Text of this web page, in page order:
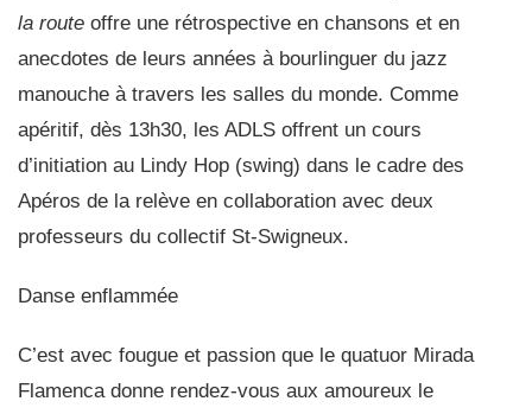
la route offre une rétrospective en chansons et en
anecdotes de leurs années à bourlinguer du jazz
manouche à travers les salles du monde. Comme
apéritif, dès 13h30, les ADLS offrent un cours
d’initiation au Lindy Hop (swing) dans le cadre des
Apéros de la relève en collaboration avec deux
professeurs du collectif St-Swigneux.
Danse enflammée
C’est avec fougue et passion que le quatuor Mirada
Flamencadonne rendez-vous aux amoureux le